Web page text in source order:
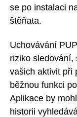
se po instalaci
štěňata.
Uchovávání
riziko
vašich aktivit při
běžnou funkci
Aplikace by
historii